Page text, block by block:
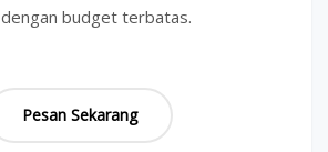
dengan budget terbatas.
Pesan Sekarang